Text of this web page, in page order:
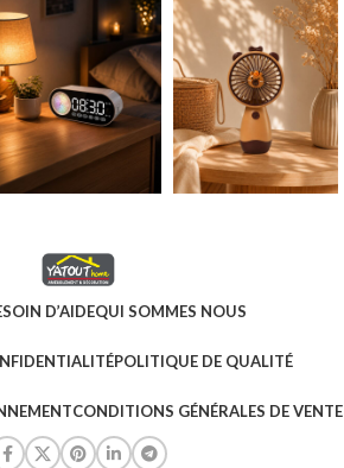
D’AIDEQUI SOMMES NOUS
POLITIQUE DE QUALITÉ
CONDITIONS GÉNÉRALES DE VENTE